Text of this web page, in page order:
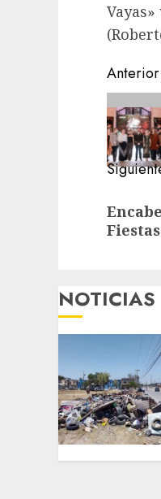
Post
Anterior
Entrada